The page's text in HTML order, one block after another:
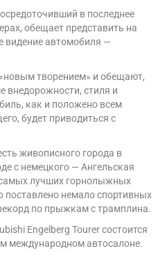
в последнее
обещает представить на
видение автомобиля —
творением» и обещают,
внедорожности, стиля и
как и положено всем
будет приводиться с
живописного города в
с немецкого — Ангельская
лучших горнолыжных
поставлено немало спортивных
по прыжкам с трамплина.
Engelberg Tourer состоится
международном автосалоне.